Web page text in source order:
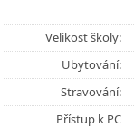
Velikost školy:
Ubytování:
Stravování:
Přístup k PC